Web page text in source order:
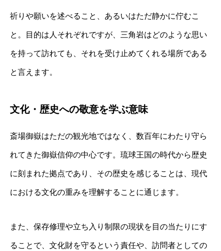
祈りや願いを述べること、あるいはただ静かに佇むこ
と。目的は人それぞれですが、三角岩はどのような思い
を持って訪れても、それを受け止めてくれる場所である
と言えます。
文化・歴史への敬意を学ぶ意味
斎場御嶽はただの観光地ではなく、数百年にわたり守ら
れてきた御嶽信仰の中心です。琉球王国の時代から歴史
に刻まれた拠点であり、その歴史を感じることは、現代
における文化の重みを理解することに通じます。
また、保存修理や立ち入り制限の現状を目の当たりにす
ることで、文化財を守るという責任や、訪問者としての